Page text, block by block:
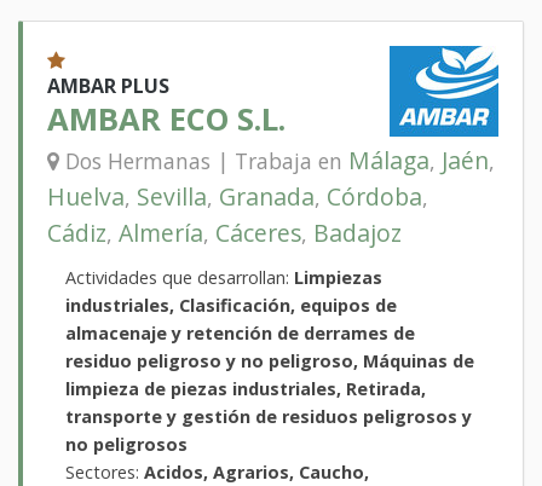
AMBAR PLUS
AMBAR ECO S.L.
Dos Hermanas | Trabaja en Málaga, Jaén,
Huelva, Sevilla, Granada, Córdoba,
Cádiz, Almería, Cáceres, Badajoz
Actividades que desarrollan: Limpiezas
industriales, Clasificación, equipos de
almacenaje y retención de derrames de
residuo peligroso y no peligroso, Máquinas de
limpieza de piezas industriales, Retirada,
transporte y gestión de residuos peligrosos y
no peligrosos
Sectores: Acidos, Agrarios, Caucho,